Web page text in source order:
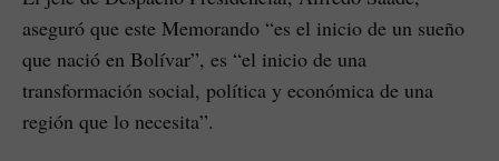
aseguró que este Memorando “es el inicio de un sueño
que nació en Bolívar”, es “el inicio de una
transformación social, política y económica de una
región que lo necesita”.